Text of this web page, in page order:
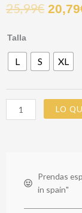
25,99€ 20,79
Talla
L S XL
PANTALON
KYRIE
cantidad
LO
Prendas
in spain"